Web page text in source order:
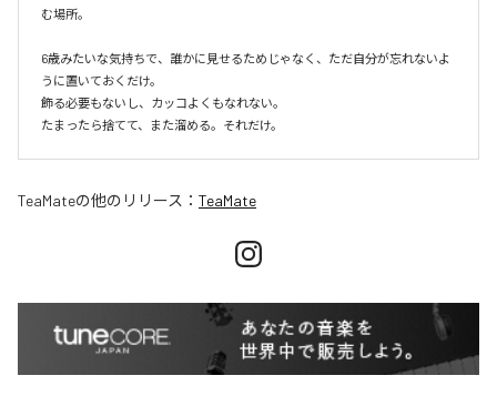
む場所。
6歳みたいな気持ちで、誰かに見せるためじゃなく、ただ自分が忘れないよ
うに置いておくだけ。
飾る必要もないし、カッコよくもなれない。
たまったら捨てて、また溜める。それだけ。
TeaMateの他のリリース： TeaMate